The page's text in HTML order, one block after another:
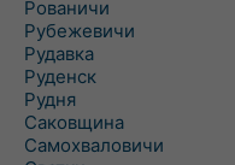
Рованичи
Рубежевичи
Рудавка
Руденск
Рудня
Саковщина
Самохваловичи